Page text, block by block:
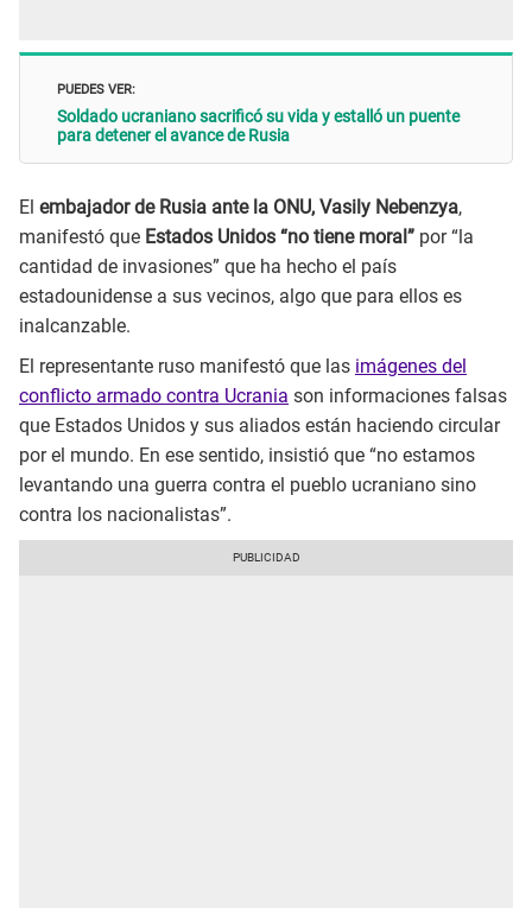
PUEDES VER:
Soldado ucraniano sacrificó su vida y estalló un puente
para detener el avance de Rusia
El embajador de Rusia ante la ONU, Vasily Nebenzya,
manifestó que Estados Unidos “no tiene moral” por “la
cantidad de invasiones” que ha hecho el país
estadounidense a sus vecinos, algo que para ellos es
inalcanzable.
El representante ruso manifestó que las imágenes del
conflicto armado contra Ucrania son informaciones falsas
que Estados Unidos y sus aliados están haciendo circular
por el mundo. En ese sentido, insistió que “no estamos
levantando una guerra contra el pueblo ucraniano sino
contra los nacionalistas”.